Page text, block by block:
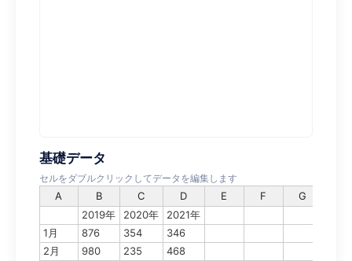
基礎データ
セルをダブルクリックしてデータを編集します
2019年 2020年
2021年
1月
876 354
346
2月
980 235
468
A B C D E F G